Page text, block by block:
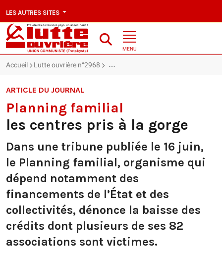
LES AUTRES SITES
MENU
Accueil Lutte ouvrière n°2968 Planning familial : les centres pris à la
ARTICLE DU JOURNAL
Planning familial
les centres pris à la gorge
Dans une tribune publiée le 16 juin,
le Planning familial, organisme qui
dépend notamment des
financements de l’État et des
collectivités, dénonce la baisse des
crédits dont plusieurs de ses 82
associations sont victimes.